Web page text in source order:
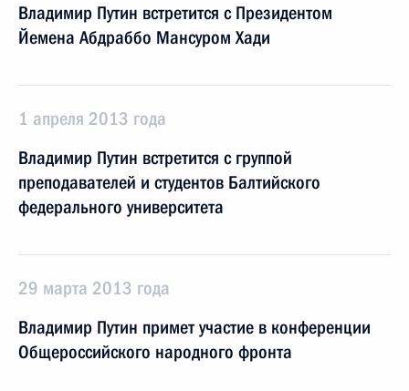
Владимир Путин встретится с Президентом
Йемена Абдраббо Мансуром Хади
1 апреля 2013 года
Владимир Путин встретится с группой
преподавателей и студентов Балтийского
федерального университета
29 марта 2013 года
Владимир Путин примет участие в конференции
Общероссийского народного фронта